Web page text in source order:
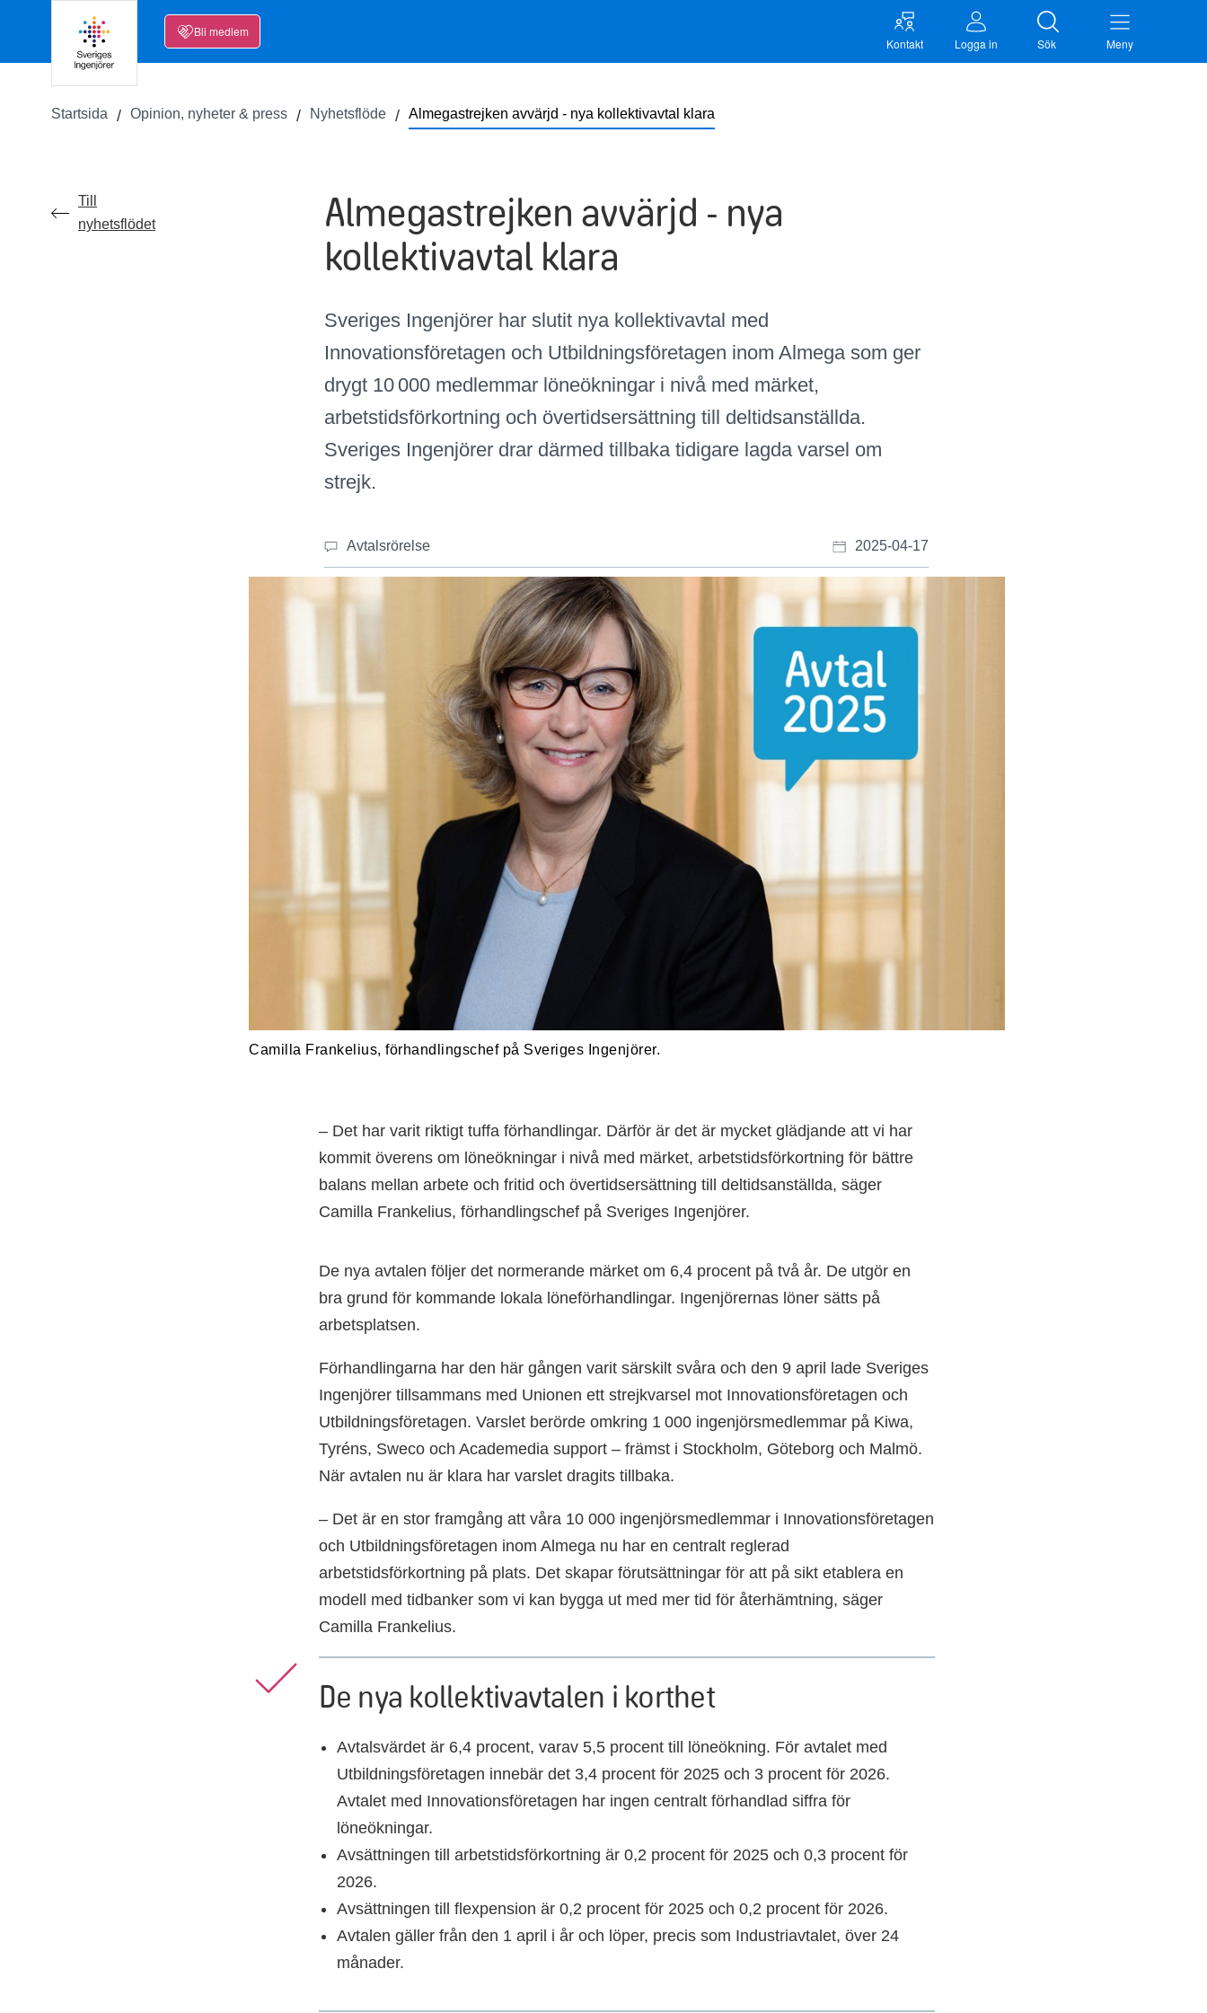
Bli medlem
Kontakt Logga in Sök Meny
Startsida Opinion, nyheter & press Nyhetsflöde Almegastrejken avvärjd - nya kollektivavtal klara
Till
nyhetsflödet
Almegastrejken avvärjd - nya
kollektivavtal klara
Sveriges Ingenjörer har slutit nya kollektivavtal med
Innovationsföretagen och Utbildningsföretagen inom Almega som ger
drygt 10 000 medlemmar löneökningar i nivå med märket,
arbetstidsförkortning och övertidsersättning till deltidsanställda.
Sveriges Ingenjörer drar därmed tillbaka tidigare lagda varsel om
strejk.
Avtalsrörelse 2025-04-17
Camilla Frankelius, förhandlingschef på Sveriges Ingenjörer.
– Det har varit riktigt tuffa förhandlingar. Därför är det är mycket glädjande att vi har
kommit överens om löneökningar i nivå med märket, arbetstidsförkortning för bättre
balans mellan arbete och fritid och övertidsersättning till deltidsanställda, säger
Camilla Frankelius, förhandlingschef på Sveriges Ingenjörer.
De nya avtalen följer det normerande märket om 6,4 procent på två år. De utgör en
bra grund för kommande lokala löneförhandlingar. Ingenjörernas löner sätts på
arbetsplatsen.
Förhandlingarna har den här gången varit särskilt svåra och den 9 april lade Sveriges
Ingenjörer tillsammans med Unionen ett strejkvarsel mot Innovationsföretagen och
Utbildningsföretagen. Varslet berörde omkring 1 000 ingenjörsmedlemmar på Kiwa,
Tyréns, Sweco och Academedia support – främst i Stockholm, Göteborg och Malmö.
När avtalen nu är klara har varslet dragits tillbaka.
– Det är en stor framgång att våra 10 000 ingenjörsmedlemmar i Innovationsföretagen
och Utbildningsföretagen inom Almega nu har en centralt reglerad
arbetstidsförkortning på plats. Det skapar förutsättningar för att på sikt etablera en
modell med tidbanker som vi kan bygga ut med mer tid för återhämtning, säger
Camilla Frankelius.
De nya kollektivavtalen i korthet
Avtalsvärdet är 6,4 procent, varav 5,5 procent till löneökning. För avtalet med
Utbildningsföretagen innebär det 3,4 procent för 2025 och 3 procent för 2026.
Avtalet med Innovationsföretagen har ingen centralt förhandlad siffra för
löneökningar.
Avsättningen till arbetstidsförkortning är 0,2 procent för 2025 och 0,3 procent för
2026.
Avsättningen till flexpension är 0,2 procent för 2025 och 0,2 procent för 2026.
Avtalen gäller från den 1 april i år och löper, precis som Industriavtalet, över 24
månader.